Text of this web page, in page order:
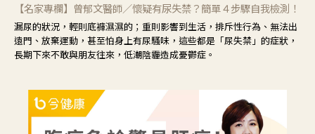
【名家專欄】曾郁文醫師／懷疑有尿失禁？簡單４步驟自我檢測！
漏尿的狀況，輕則底褲濕濕的；重則影響到生活，排斥性行為、無法出
遠門、放棄運動，甚至怕身上有尿騷味，這些都是「尿失禁」的症狀，
長期下來不敢與朋友往來，低潮陰霾造成憂鬱症。